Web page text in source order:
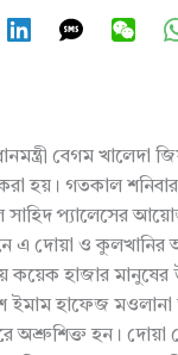
বেগম
হয়। গতকাল শনিবার
সাহিদ প্যালেসের
এ দোয়া ও
কয়েক হাজার মানুষের
ইমাম হাফেজ
অশ্রুশিক্ত হন।